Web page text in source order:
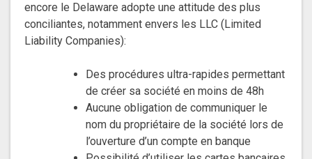
encore le Delaware adopte une attitude des plus
conciliantes, notamment envers les LLC (Limited
Liability Companies):
Des procédures ultra-rapides permettant
de créer sa société en moins de 48h
Aucune obligation de communiquer le
nom du propriétaire de la société lors de
l’ouverture d’un compte en banque